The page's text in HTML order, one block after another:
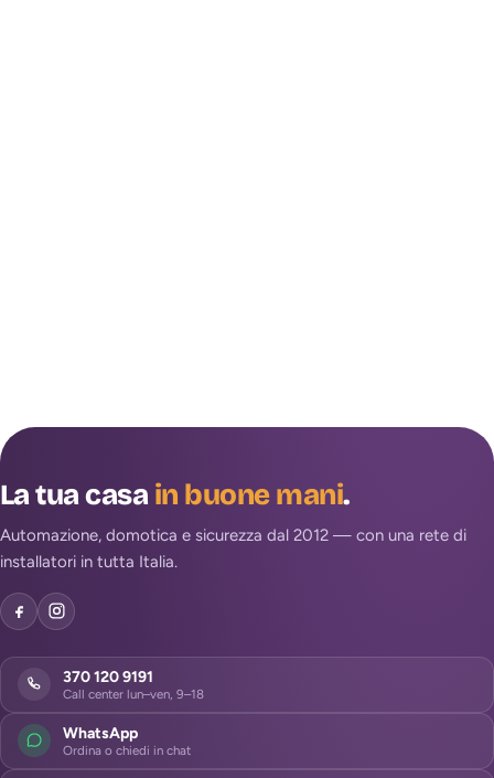
La tua casain buone mani.
Automazione, domotica e sicurezza dal 2012 — con una rete di
installatori in tutta Italia.
370 120 9191
Call center lun–ven, 9–18
WhatsApp
Ordina o chiedi in chat